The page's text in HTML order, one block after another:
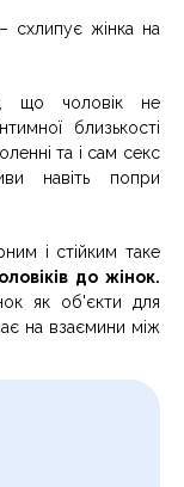
схлипує жінка на
що чоловік не
близькості
та і сам секс
навіть попри
і стійким таке
до жінок.
як об'єкти для
на взаємини між